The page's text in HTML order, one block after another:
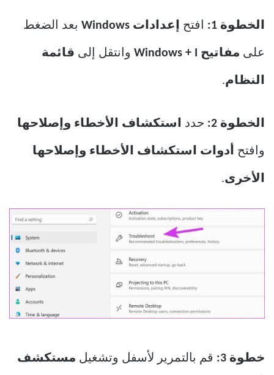
الخطوة 1: افتح إعدادات Windows بعد الضغط
على مفاتيح Windows + I وانتقل إلى قائمة
النظام.
الخطوة 2: حدد استكشاف الأخطاء وإصلاحها
وافتح أدوات استكشاف الأخطاء وإصلاحها
الأخرى.
خطوة 3: قم بالتمرير لأسفل وتشغيل مستكشف